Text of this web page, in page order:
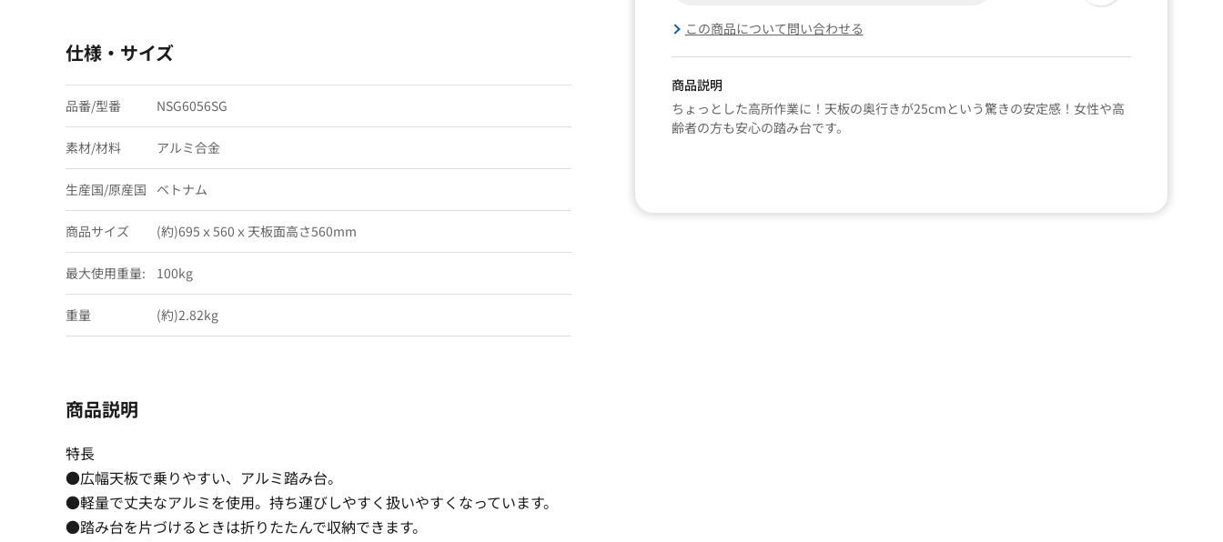
この商品について問い合わせる
商品説明
ちょっとした高所作業に！天板の奥行きが25cmという驚きの安定感！女性や高
齢者の方も安心の踏み台です。
仕様・サイズ
品番/型番 NSG6056SG
素材/材料 アルミ合金
生産国/原産国 ベトナム
商品サイズ (約)695ｘ560ｘ天板面高さ560mm
最大使用重量: 100kg
重量 (約)2.82kg
商品説明
特長
●広幅天板で乗りやすい、アルミ踏み台。
●軽量で丈夫なアルミを使用。持ち運びしやすく扱いやすくなっています。
●踏み台を片づけるときは折りたたんで収納できます。